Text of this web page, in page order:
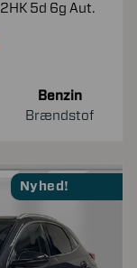
5d 6g Aut.
Benzin
Brændstof
Nyhed!